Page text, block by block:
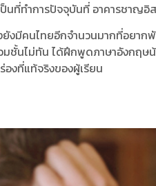
ที่ทำการปัจจุบันที่ อาคารชาญอิ
งมีคนไทยอีกจำนวนมากที่อยา
ชั้นไม่ทัน ได้ฝึกพูดภาษาอังกฤษ
งที่แท้จริงของผู้เรียน